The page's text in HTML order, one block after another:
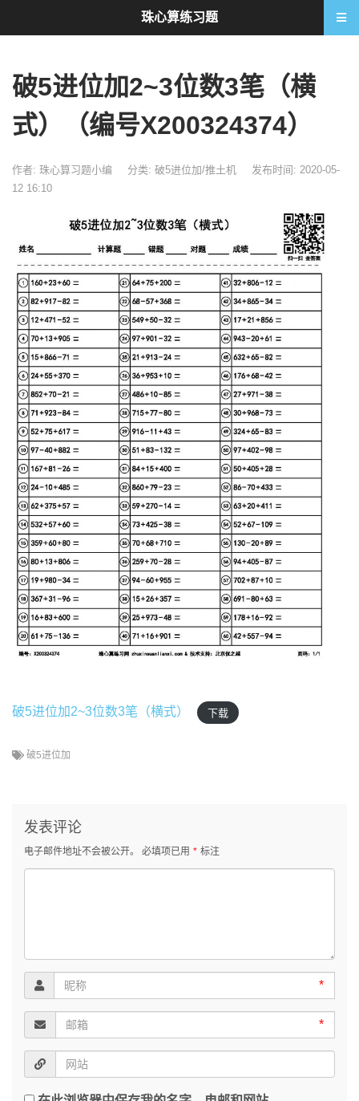
破5进位加2~3位数3笔（横
式）（编号X200324374）
作者: 珠心算习题小编 分类: 破5进位加/推土机
发布时间: 2020-05-
12 16:10
破5进位加2~3位数3笔（横式） 下载
破5进位加
发表评论
电子邮件地址不会被公开。 必填项已用 * 标注
*
*
珠心算练习题